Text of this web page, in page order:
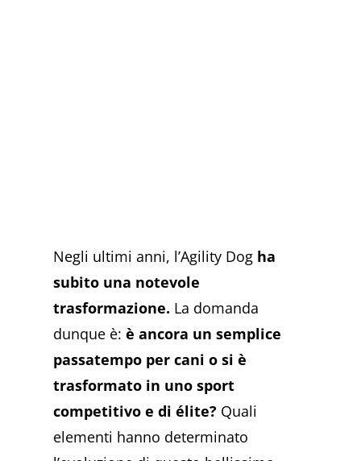
Negli ultimi anni, l’Agility Dog ha
subito una notevole
trasformazione. La domanda
dunque è:è ancora un semplice
passatempo per cani o si è
trasformato in uno sport
competitivo e di élite? Quali
elementi hanno determinato